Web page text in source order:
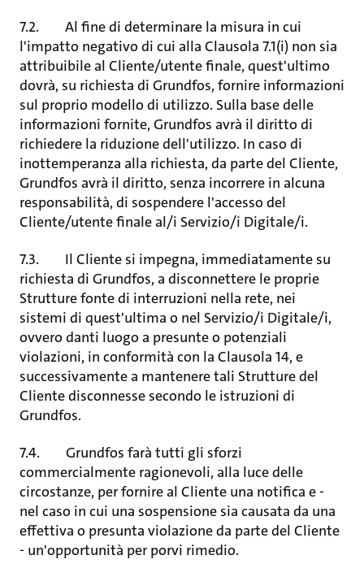
7.2. Al fine di determinare la misura in cui
l'impatto negativo di cui alla Clausola 7.1(i) non sia
attribuibile al Cliente/utente finale, quest'ultimo
dovrà, su richiesta di Grundfos, fornire informazioni
sul proprio modello di utilizzo. Sulla base delle
informazioni fornite, Grundfos avrà il diritto di
richiedere la riduzione dell'utilizzo. In caso di
inottemperanza alla richiesta, da parte del Cliente,
Grundfos avrà il diritto, senza incorrere in alcuna
responsabilità, di sospendere l'accesso del
Cliente/utente finale al/i Servizio/i Digitale/i.
7.3. Il Cliente si impegna, immediatamente su
richiesta di Grundfos, a disconnettere le proprie
Strutture fonte di interruzioni nella rete, nei
sistemi di quest'ultima o nel Servizio/i Digitale/i,
ovvero danti luogo a presunte o potenziali
violazioni, in conformità con la Clausola 14, e
successivamente a mantenere tali Strutture del
Cliente disconnesse secondo le istruzioni di
Grundfos.
7.4. Grundfos farà tutti gli sforzi
commercialmente ragionevoli, alla luce delle
circostanze, per fornire al Cliente una notifica e -
nel caso in cui una sospensione sia causata da una
effettiva o presunta violazione da parte del Cliente
- un'opportunità per porvi rimedio.